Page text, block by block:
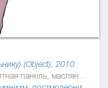
(Object), 2010
373 x 149 см, алюминиевая композитная панель, масляная краска